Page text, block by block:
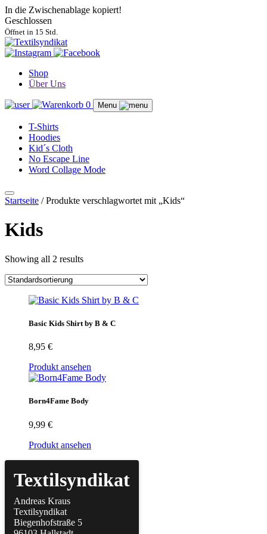
In die Zwischenablage kopiert!
Geschlossen
Öffnet in 15 Std.
Shop
Über Uns
0 Menu
T-Shirts
Hoodies
Kid´s Cloth
No Escape Line
Word Collage Mode
Startseite / Produkte verschlagwortet mit „Kids“
Kids
Showing all 2 results
Basic Kids Shirt by B & C
8,95 €
Produkt ansehen
Born4Fame Body
9,99 €
Produkt ansehen
Textilsyndikat
Andreas Kraus
Textilsyndikat
Biegenhofstraße 5